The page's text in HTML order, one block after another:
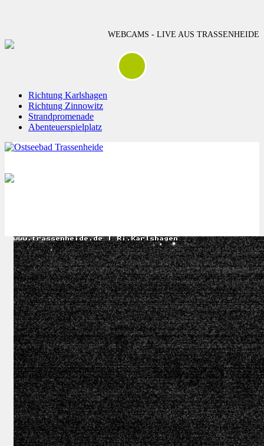
WEBCAMS - LIVE AUS TRASSENHEIDE
Richtung Karlshagen
Richtung Zinnowitz
Strandpromenade
Abenteuerspielplatz